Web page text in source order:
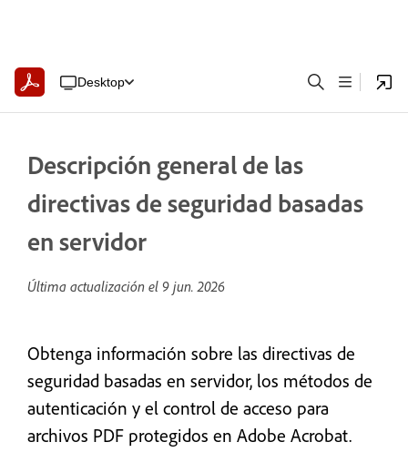
Desktop
Descripción general de las
directivas de seguridad basadas
en servidor
Última actualización el 9 jun. 2026
Obtenga información sobre las directivas de
seguridad basadas en servidor, los métodos de
autenticación y el control de acceso para
archivos PDF protegidos en Adobe Acrobat.